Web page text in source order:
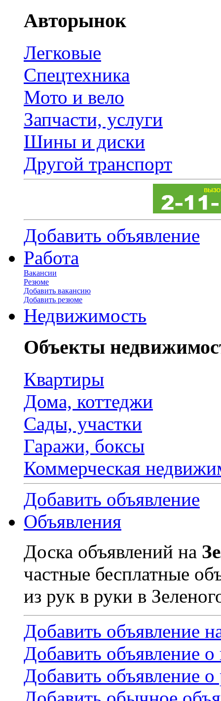
Авторынок
Легковые
Спецтехника
Мото и вело
Запчасти, услуги
Шины и диски
Другой транспорт
Добавить объявление
Работа
Вакансии
Резюме
Добавить вакансию
Добавить резюме
Недвижимость
Объекты
Квартиры
Дома, коттеджи
Сады, участки
Гаражи, боксы
Коммерческая
Добавить объявление
Объявления
Доска объявлений на
частные бесплатные
из рук в руки в
Добавить объявление
Добавить объявление
Добавить объявление о